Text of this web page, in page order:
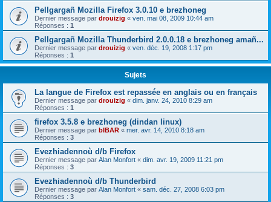
Pellgargañ Mozilla Firefox 3.0.10 e brezhoneg
Dernier message par drouizig « ven. mai 08, 2009 10:44 am
Réponses : 1
Pellgargañ Mozilla Thunderbird 2.0.0.18 e brezhoneg amañ...
Dernier message par drouizig « ven. déc. 19, 2008 1:17 pm
Réponses : 1
Sujets
La langue de Firefox est repassée en anglais ou en français
Dernier message par drouizig « dim. janv. 24, 2010 8:29 am
Réponses : 1
firefox 3.5.8 e brezhoneg (dindan linux)
Dernier message par bIBAR « mer. avr. 14, 2010 8:18 am
Réponses : 3
Evezhiadennoù d/b Firefox
Dernier message par Alan Monfort « dim. avr. 19, 2009 11:21 pm
Réponses : 3
Evezhiadennoù d/b Thunderbird
Dernier message par Alan Monfort « sam. déc. 27, 2008 6:03 pm
Réponses : 3